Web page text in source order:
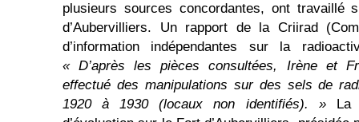
plusieurs sources concordantes, ont travaillé
d’Aubervilliers. Un rapport de la Criirad
d’information indépendantes sur la
« D’après les pièces consultées, Irène et
effectué des manipulations sur des sels de
1920 à 1930 (locaux non identifiés). » La